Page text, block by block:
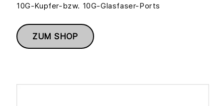
10G-Kupfer-bzw. 10G-Glasfaser-Ports
ZUM SHOP